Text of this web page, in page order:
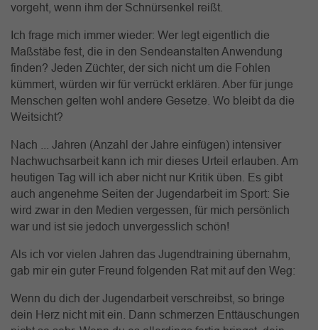
vorgeht, wenn ihm der Schnürsenkel reißt.
Ich frage mich immer wieder: Wer legt eigentlich die
Maßstäbe fest, die in den Sendeanstalten Anwendung
finden? Jeden Züchter, der sich nicht um die Fohlen
kümmert, würden wir für verrückt erklären. Aber für junge
Menschen gelten wohl andere Gesetze. Wo bleibt da die
Weitsicht?
Nach ... Jahren (Anzahl der Jahre einfügen) intensiver
Nachwuchsarbeit kann ich mir dieses Urteil erlauben. Am
heutigen Tag will ich aber nicht nur Kritik üben. Es gibt
auch angenehme Seiten der Jugendarbeit im Sport: Sie
wird zwar in den Medien vergessen, für mich persönlich
war und ist sie jedoch unvergesslich schön!
Als ich vor vielen Jahren das Jugendtraining übernahm,
gab mir ein guter Freund folgenden Rat mit auf den Weg:
Wenn du dich der Jugendarbeit verschreibst, so bringe
dein Herz nicht mit ein. Dann schmerzen Enttäuschungen